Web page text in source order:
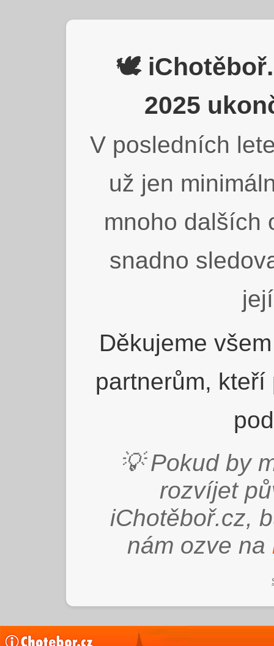
🕊️
2025
V posledních
už jen
mnoho dalších
snadno
Děkujeme
partnerům,
💡 Pokud by
rozvíjet
iChotěboř.cz,
nám ozve na